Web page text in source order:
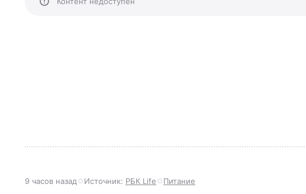
9 часов назад Источник: РБК Life Питание